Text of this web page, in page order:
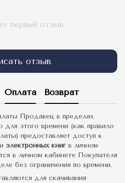
первый отзыв
отзыв
Оплата Возврат
Продавец в пределах
для этого времени (как правило
предоставляет доступ к
электронных книг в личном
в личном кабинете Покупателя
без ограничения по времени.
для скачивания